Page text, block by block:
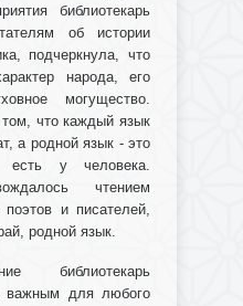
библиотекарь
об истории
подчеркнула, что
народа, его
могущество.
что каждый язык
а родной язык - это
есть у человека.
чтением
и писателей,
родной язык.
библиотекарь
важным для любого